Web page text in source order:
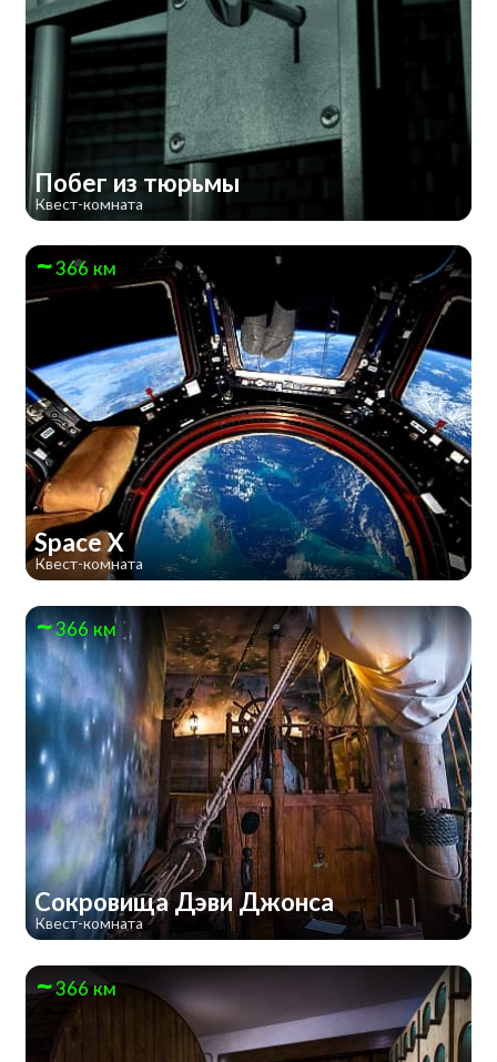
Побег из тюрьмы
Квест-комната
366 км
Space X
Квест-комната
366 км
Сокровища Дэви Джонса
Квест-комната
366 км